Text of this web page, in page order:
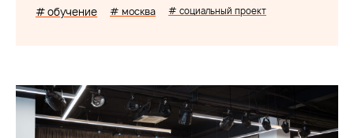
# обучение # москва # социальный проект